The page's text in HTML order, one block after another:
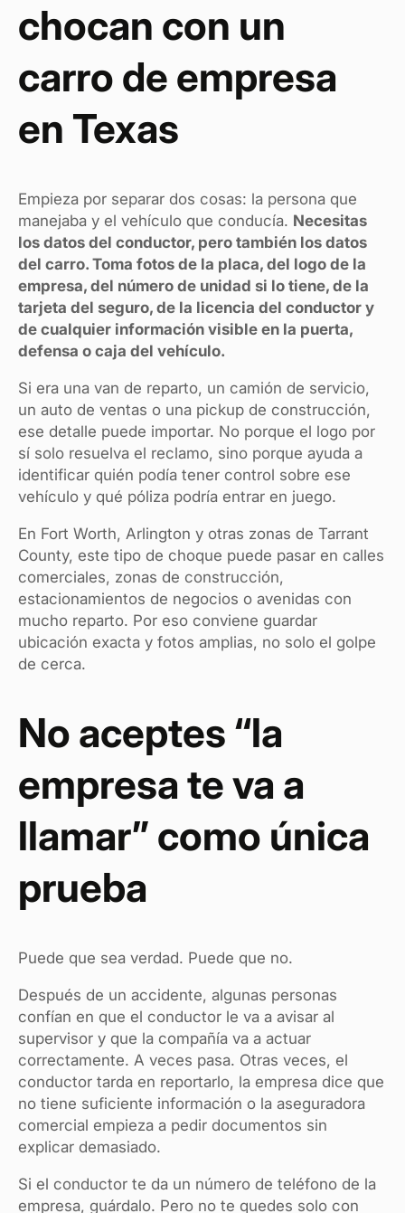
chocan con un
carro de empresa
en Texas
Empieza por separar dos cosas: la persona que
manejaba y el vehículo que conducía. Necesitas
los datos del conductor, pero también los datos
del carro. Toma fotos de la placa, del logo de la
empresa, del número de unidad si lo tiene, de la
tarjeta del seguro, de la licencia del conductor y
de cualquier información visible en la puerta,
defensa o caja del vehículo.
Si era una van de reparto, un camión de servicio,
un auto de ventas o una pickup de construcción,
ese detalle puede importar. No porque el logo por
sí solo resuelva el reclamo, sino porque ayuda a
identificar quién podía tener control sobre ese
vehículo y qué póliza podría entrar en juego.
En Fort Worth, Arlington y otras zonas de Tarrant
County, este tipo de choque puede pasar en calles
comerciales, zonas de construcción,
estacionamientos de negocios o avenidas con
mucho reparto. Por eso conviene guardar
ubicación exacta y fotos amplias, no solo el golpe
de cerca.
No aceptes “la
empresa te va a
llamar” como única
prueba
Puede que sea verdad. Puede que no.
Después de un accidente, algunas personas
confían en que el conductor le va a avisar al
supervisor y que la compañía va a actuar
correctamente. A veces pasa. Otras veces, el
conductor tarda en reportarlo, la empresa dice que
no tiene suficiente información o la aseguradora
comercial empieza a pedir documentos sin
explicar demasiado.
Si el conductor te da un número de teléfono de la
empresa, guárdalo. Pero no te quedes solo con